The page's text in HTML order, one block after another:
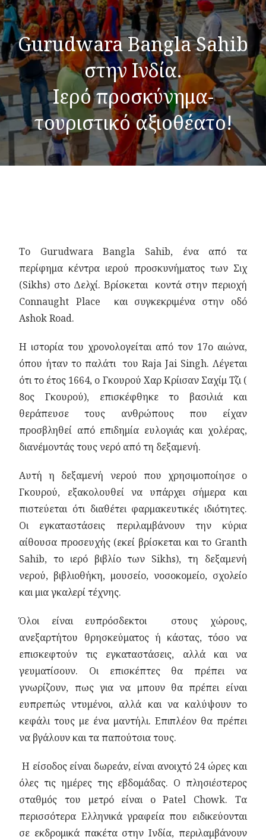
Gurudwara Bangla Sahib
στην Ινδία.
Ιερό προσκύνημα-
τουριστικό αξιοθέατο!
Το Gurudwara Bangla Sahib, ένα από τα
περίφημα κέντρα ιερού προσκυνήματος των Σιχ
(Sikhs) στο Δελχί. Βρίσκεται κοντά στην περιοχή
Connaught Place και συγκεκριμένα στην οδό
Ashok Road.
Η ιστορία του χρονολογείται από τον 17ο αιώνα,
όπου ήταν το παλάτι του Raja Jai Singh. Λέγεται
ότι το έτος 1664, ο Γκουρού Χαρ Κρίισαν Σαχίμ Τζι (
8ος Γκουρού), επισκέφθηκε το βασιλιά και
θεράπευσε τους ανθρώπους που είχαν
προσβληθεί από επιδημία ευλογιάς και χολέρας,
διανέμοντάς τους νερό από τη δεξαμενή.
Αυτή η δεξαμενή νερού που χρησιμοποίησε ο
Γκουρού, εξακολουθεί να υπάρχει σήμερα και
πιστεύεται ότι διαθέτει φαρμακευτικές ιδιότητες.
Οι εγκαταστάσεις περιλαμβάνουν την κύρια
αίθουσα προσευχής (εκεί βρίσκεται και το Granth
Sahib, το ιερό βιβλίο των Sikhs), τη δεξαμενή
νερού, βιβλιοθήκη, μουσείο, νοσοκομείο, σχολείο
και μια γκαλερί τέχνης.
Όλοι είναι ευπρόσδεκτοι στους χώρους,
ανεξαρτήτου θρησκεύματος ή κάστας, τόσο να
επισκεφτούν τις εγκαταστάσεις, αλλά και να
γευματίσουν. Οι επισκέπτες θα πρέπει να
γνωρίζουν, πως για να μπουν θα πρέπει είναι
ευπρεπώς ντυμένοι, αλλά και να καλύψουν το
κεφάλι τους με ένα μαντήλι. Επιπλέον θα πρέπει
να βγάλουν και τα παπούτσια τους.
Η είσοδος είναι δωρεάν, είναι ανοιχτό 24 ώρες και
όλες τις ημέρες της εβδομάδας. Ο πλησιέστερος
σταθμός του μετρό είναι ο Patel Chowk. Τα
περισσότερα Ελληνικά γραφεία που ειδικεύονται
σε εκδρομικά πακέτα στην Ινδία, περιλαμβάνουν